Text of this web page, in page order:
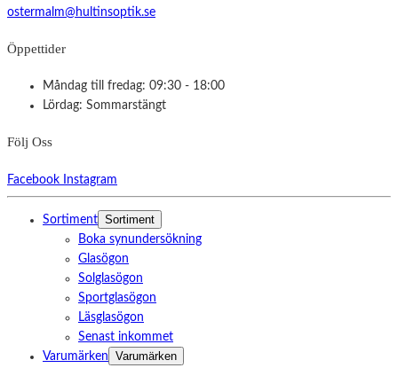
ostermalm@hultinsoptik.se
Öppettider
Måndag till fredag: 09:30 - 18:00
Lördag: Sommarstängt
Följ Oss
Facebook Instagram
Sortiment Sortiment
Boka synundersökning
Glasögon
Solglasögon
Sportglasögon
Läsglasögon
Senast inkommet
Varumärken
Varumärken